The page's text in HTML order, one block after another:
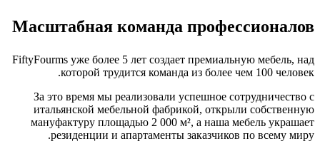
Масштабная команда профессионалов
FiftyFourms уже более 5 лет создает премиальную мебель, над
которой трудится команда из более чем 100 человек.
За это время мы реализовали успешное сотрудничество с
итальянской мебельной фабрикой, открыли собственную
мануфактуру площадью 2 000 м², а наша мебель украшает
резиденции и апартаменты заказчиков по всему миру.